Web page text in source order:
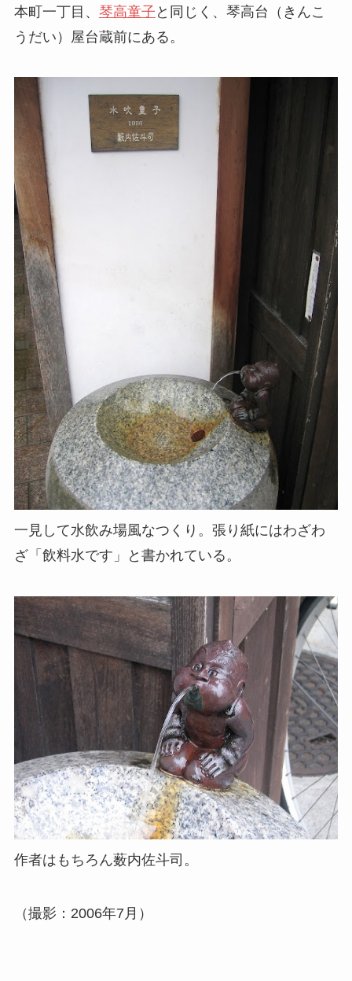
本町一丁目、 琴高童子 と同じく、琴高台（きんこ
うだい）屋台蔵前にある。
一見して水飲み場風なつくり。張り紙にはわざわ
ざ「飲料水です」と書かれている。
作者はもちろん薮内佐斗司。
（撮影：2006年7月）